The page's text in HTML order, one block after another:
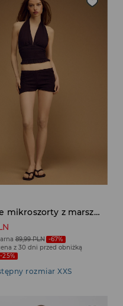
Brązowe mikroszorty z marszczeniami
89,99 PLN -67%
z 30 dni przed obniżką
-25%
rozmiar XXS